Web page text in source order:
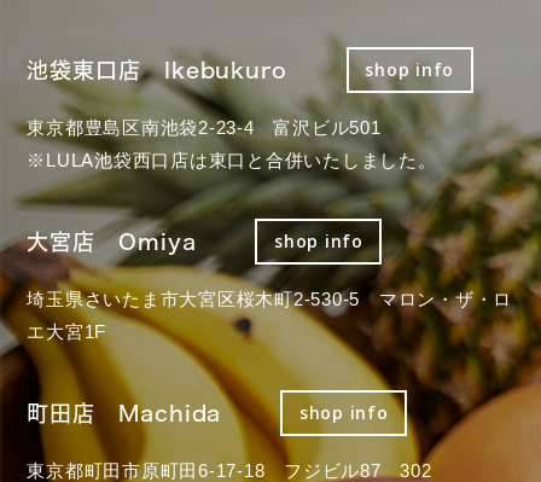
池袋東口店 Ikebukuro shop info
東京都豊島区南池袋2-23-4 富沢ビル501
※LULA池袋西口店は東口と合併いたしました。
大宮店 Omiya shop info
埼玉県さいたま市大宮区桜木町2-530-5 マロン・ザ・ロ
エ大宮1F
町田店 Machida shop info
東京都町田市原町田6-17-18 フジビル87 302